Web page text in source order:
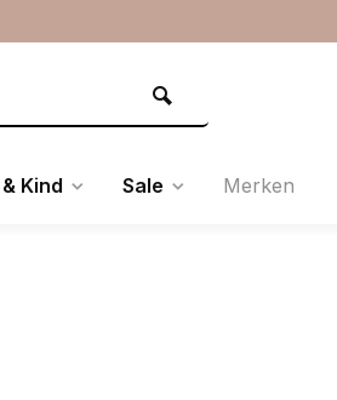
Kind Sale Merken